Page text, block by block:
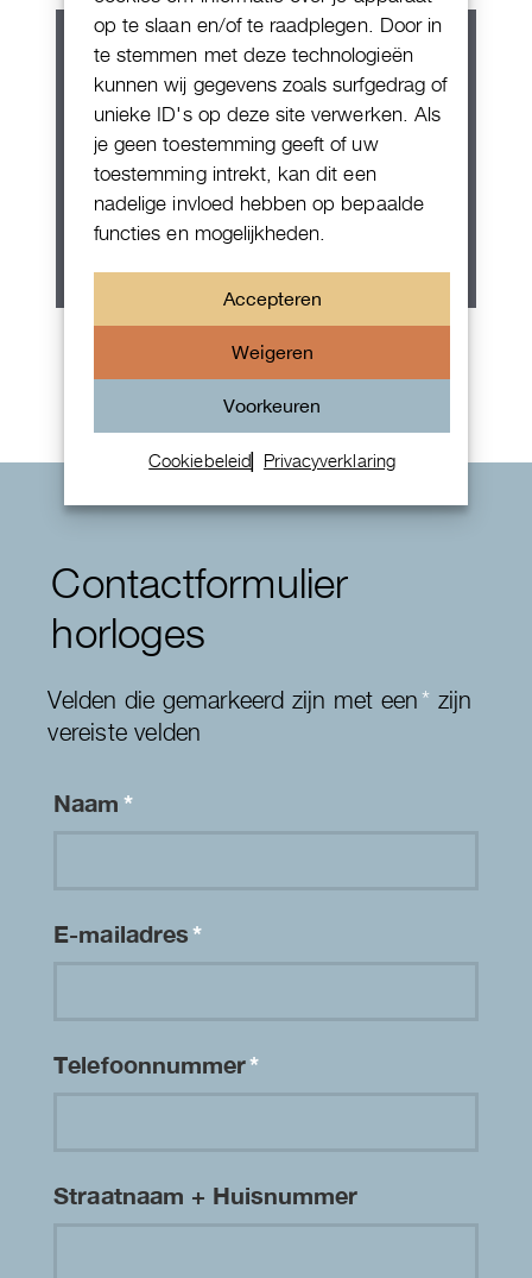
op te slaan en/of te raadplegen. Door in
te stemmen met deze technologieën
kunnen wij gegevens zoals surfgedrag of
unieke ID's op deze site verwerken. Als
je geen toestemming geeft of uw
toestemming intrekt, kan dit een
nadelige invloed hebben op bepaalde
functies en mogelijkheden.
Accepteren
Weigeren
Voorkeuren
Cookiebeleid Privacyverklaring
Rolex Oyster Perpetual 36
Contactformulier
horloges
Velden die gemarkeerd zijn met een* zijn
vereiste velden
Naam*
E-mailadres*
Telefoonnummer*
Straatnaam + Huisnummer